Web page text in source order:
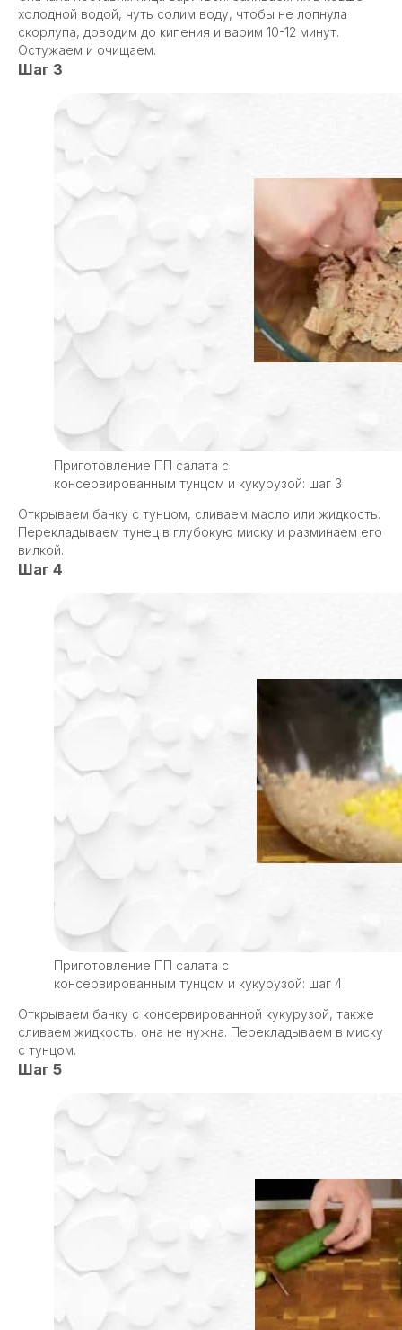
холодной водой, чуть солим воду, чтобы не лопнула
скорлупа, доводим до кипения и варим 10-12 минут.
Остужаем и очищаем.
Шаг 3
Приготовление ПП салата с
консервированным тунцом и кукурузой: шаг 3
Открываем банку с тунцом, сливаем масло или жидкость.
Перекладываем тунец в глубокую миску и разминаем его
вилкой.
Шаг 4
Приготовление ПП салата с
консервированным тунцом и кукурузой: шаг 4
Открываем банку с консервированной кукурузой, также
сливаем жидкость, она не нужна. Перекладываем в миску
с тунцом.
Шаг 5